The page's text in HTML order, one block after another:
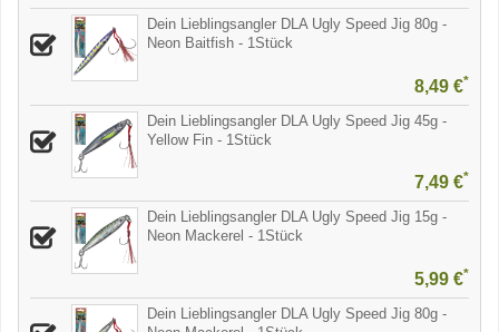
Dein Lieblingsangler DLA Ugly Speed Jig 80g -
Neon Baitfish - 1Stück
8,49 €*
Dein Lieblingsangler DLA Ugly Speed Jig 45g -
Yellow Fin - 1Stück
7,49 €*
Dein Lieblingsangler DLA Ugly Speed Jig 15g -
Neon Mackerel - 1Stück
5,99 €*
Dein Lieblingsangler DLA Ugly Speed Jig 80g -